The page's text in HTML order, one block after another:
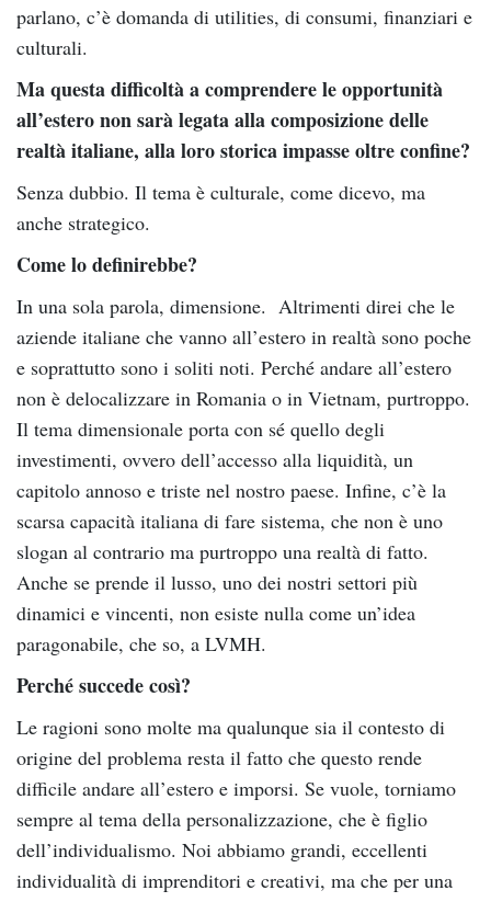
parlano, c’è domanda di utilities, di consumi, finanziari e
culturali.
Ma questa difficoltà a comprendere le opportunità
all’estero non sarà legata alla composizione delle
realtà italiane, alla loro storica impasse oltre confine?
Senza dubbio. Il tema è culturale, come dicevo, ma
anche strategico.
Come lo definirebbe?
In una sola parola, dimensione. Altrimenti direi che le
aziende italiane che vanno all’estero in realtà sono poche
e soprattutto sono i soliti noti. Perché andare all’estero
non è delocalizzare in Romania o in Vietnam, purtroppo.
Il tema dimensionale porta con sé quello degli
investimenti, ovvero dell’accesso alla liquidità, un
capitolo annoso e triste nel nostro paese. Infine, c’è la
scarsa capacità italiana di fare sistema, che non è uno
slogan al contrario ma purtroppo una realtà di fatto.
Anche se prende il lusso, uno dei nostri settori più
dinamici e vincenti, non esiste nulla come un’idea
paragonabile, che so, a LVMH.
Perché succede così?
Le ragioni sono molte ma qualunque sia il contesto di
origine del problema resta il fatto che questo rende
difficile andare all’estero e imporsi. Se vuole, torniamo
sempre al tema della personalizzazione, che è figlio
dell’individualismo. Noi abbiamo grandi, eccellenti
individualità di imprenditori e creativi, ma che per una